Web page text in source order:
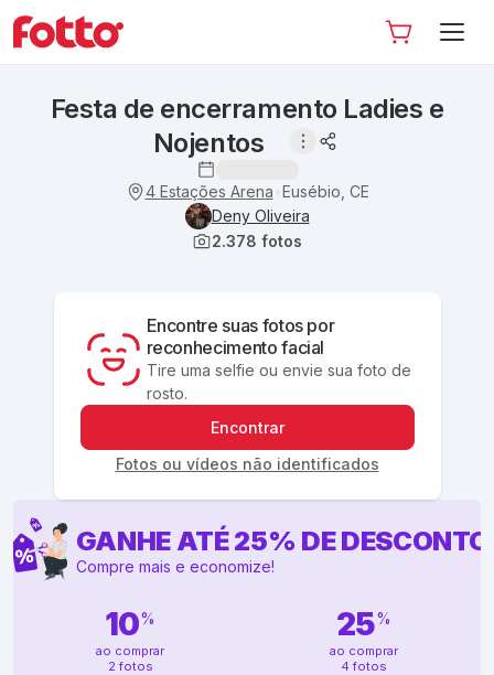
Festa de encerramento Ladies e
Nojentos
4 Estações Arena Eusébio, CE
Deny Oliveira
2.378 fotos
Encontre suas fotos por
reconhecimento facial
Tire uma selfie ou envie sua foto de
rosto.
Encontrar
Fotos ou vídeos não identificados
GANHE ATÉ25% DE DESCONTO
Compre mais e economize!
10%
ao comprar
2 fotos
25%
ao comprar
4 fotos